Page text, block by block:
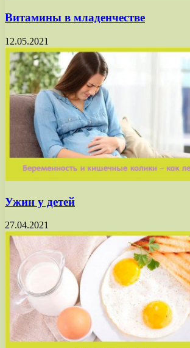
Витамины в младенчестве
12.05.2021
Ужин у детей
27.04.2021